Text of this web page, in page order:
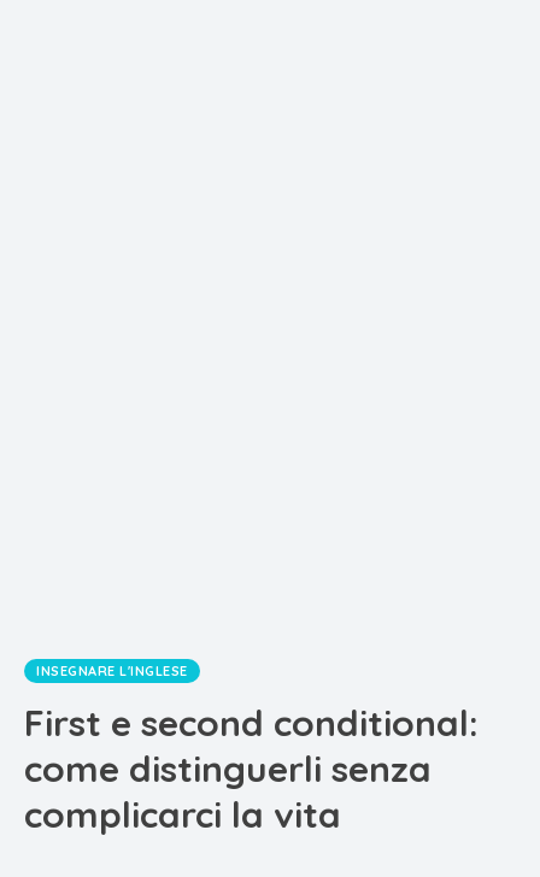
INSEGNARE L'INGLESE
First e second conditional:
come distinguerli senza
complicarci la vita